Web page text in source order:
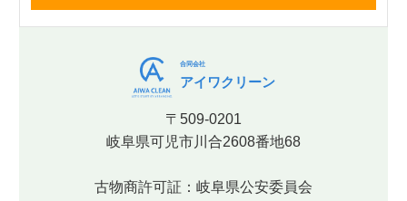
合同会社
アイワクリーン
〒509-0201
岐阜県可児市川合2608番地68
古物商許可証：岐阜県公安委員会